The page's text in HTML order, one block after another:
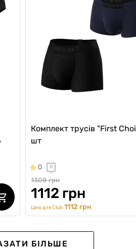
Комплект трусів "First
шт
0 0
1308 грн
1112 грн
Ціна для Club:1112 грн
БІЛЬШЕ